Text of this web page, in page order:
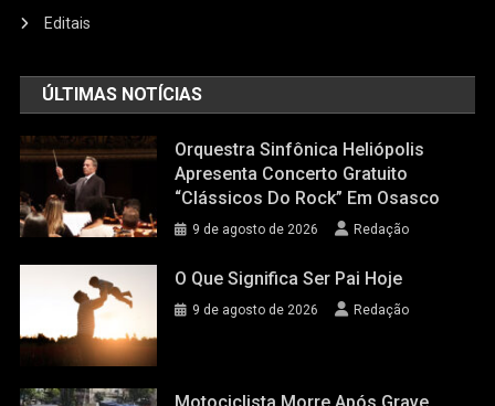
Editais
ÚLTIMAS NOTÍCIAS
Orquestra Sinfônica Heliópolis
Apresenta Concerto Gratuito
“Clássicos Do Rock” Em Osasco
9 de agosto de 2026 Redação
O Que Significa Ser Pai Hoje
9 de agosto de 2026 Redação